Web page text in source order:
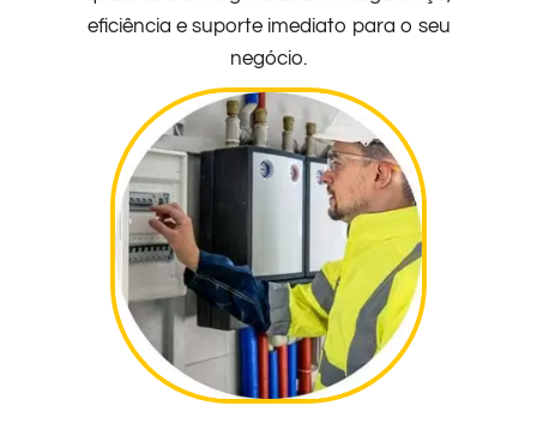
eficiência e suporte imediato para o seu
negócio.